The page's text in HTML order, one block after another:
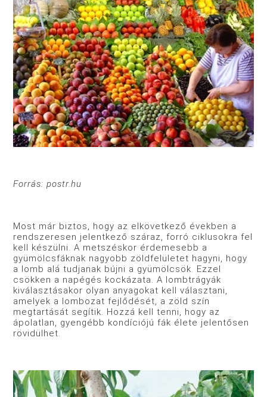
Forrás: postr.hu
Most már biztos, hogy az elkövetkező években a
rendszeresen jelentkező száraz, forró ciklusokra fel
kell készülni. A metszéskor érdemesebb a
gyümölcsfáknak nagyobb zöldfelületet hagyni, hogy
a lomb alá tudjanak bújni a gyümölcsök. Ezzel
csökken a napégés kockázata. A lombtrágyák
kiválasztásakor olyan anyagokat kell választani,
amelyek a lombozat fejlődését, a zöld szín
megtartását segítik. Hozzá kell tenni, hogy az
ápolatlan, gyengébb kondíciójú fák élete jelentősen
rövidülhet.